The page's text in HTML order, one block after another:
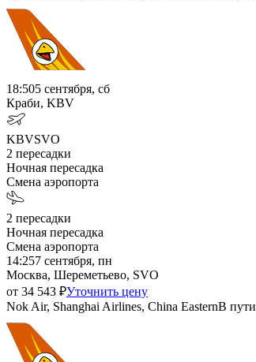
18:505 сентября, сб
Краби, KBV
KBVSVO
2 пересадки
Ночная пересадка
Смена аэропорта
2 пересадки
Ночная пересадка
Смена аэропорта
14:257 сентября, пн
Москва, Шереметьево, SVO
от 34 543 ₽Уточнить цену
Nok Air, Shanghai Airlines, China EasternВ пути